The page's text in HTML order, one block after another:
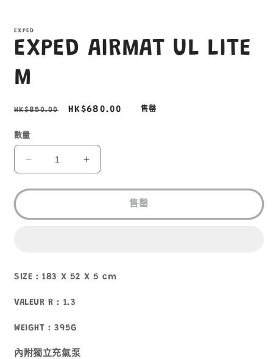
視
中
開
多
體
檔
EXPED
EXPED AIRMAT UL LITE
M
定
HK$850.00
售
HK$680.00 售罄
數量
EXPED
AIRMAT
UL
M
少
EXPED
AIRMAT
UL
M
加
售罄
SIZE : 183 X 52 X 5 cm
VALEUR R : 1.3
WEIGHT : 395G
內附獨立充氣泵